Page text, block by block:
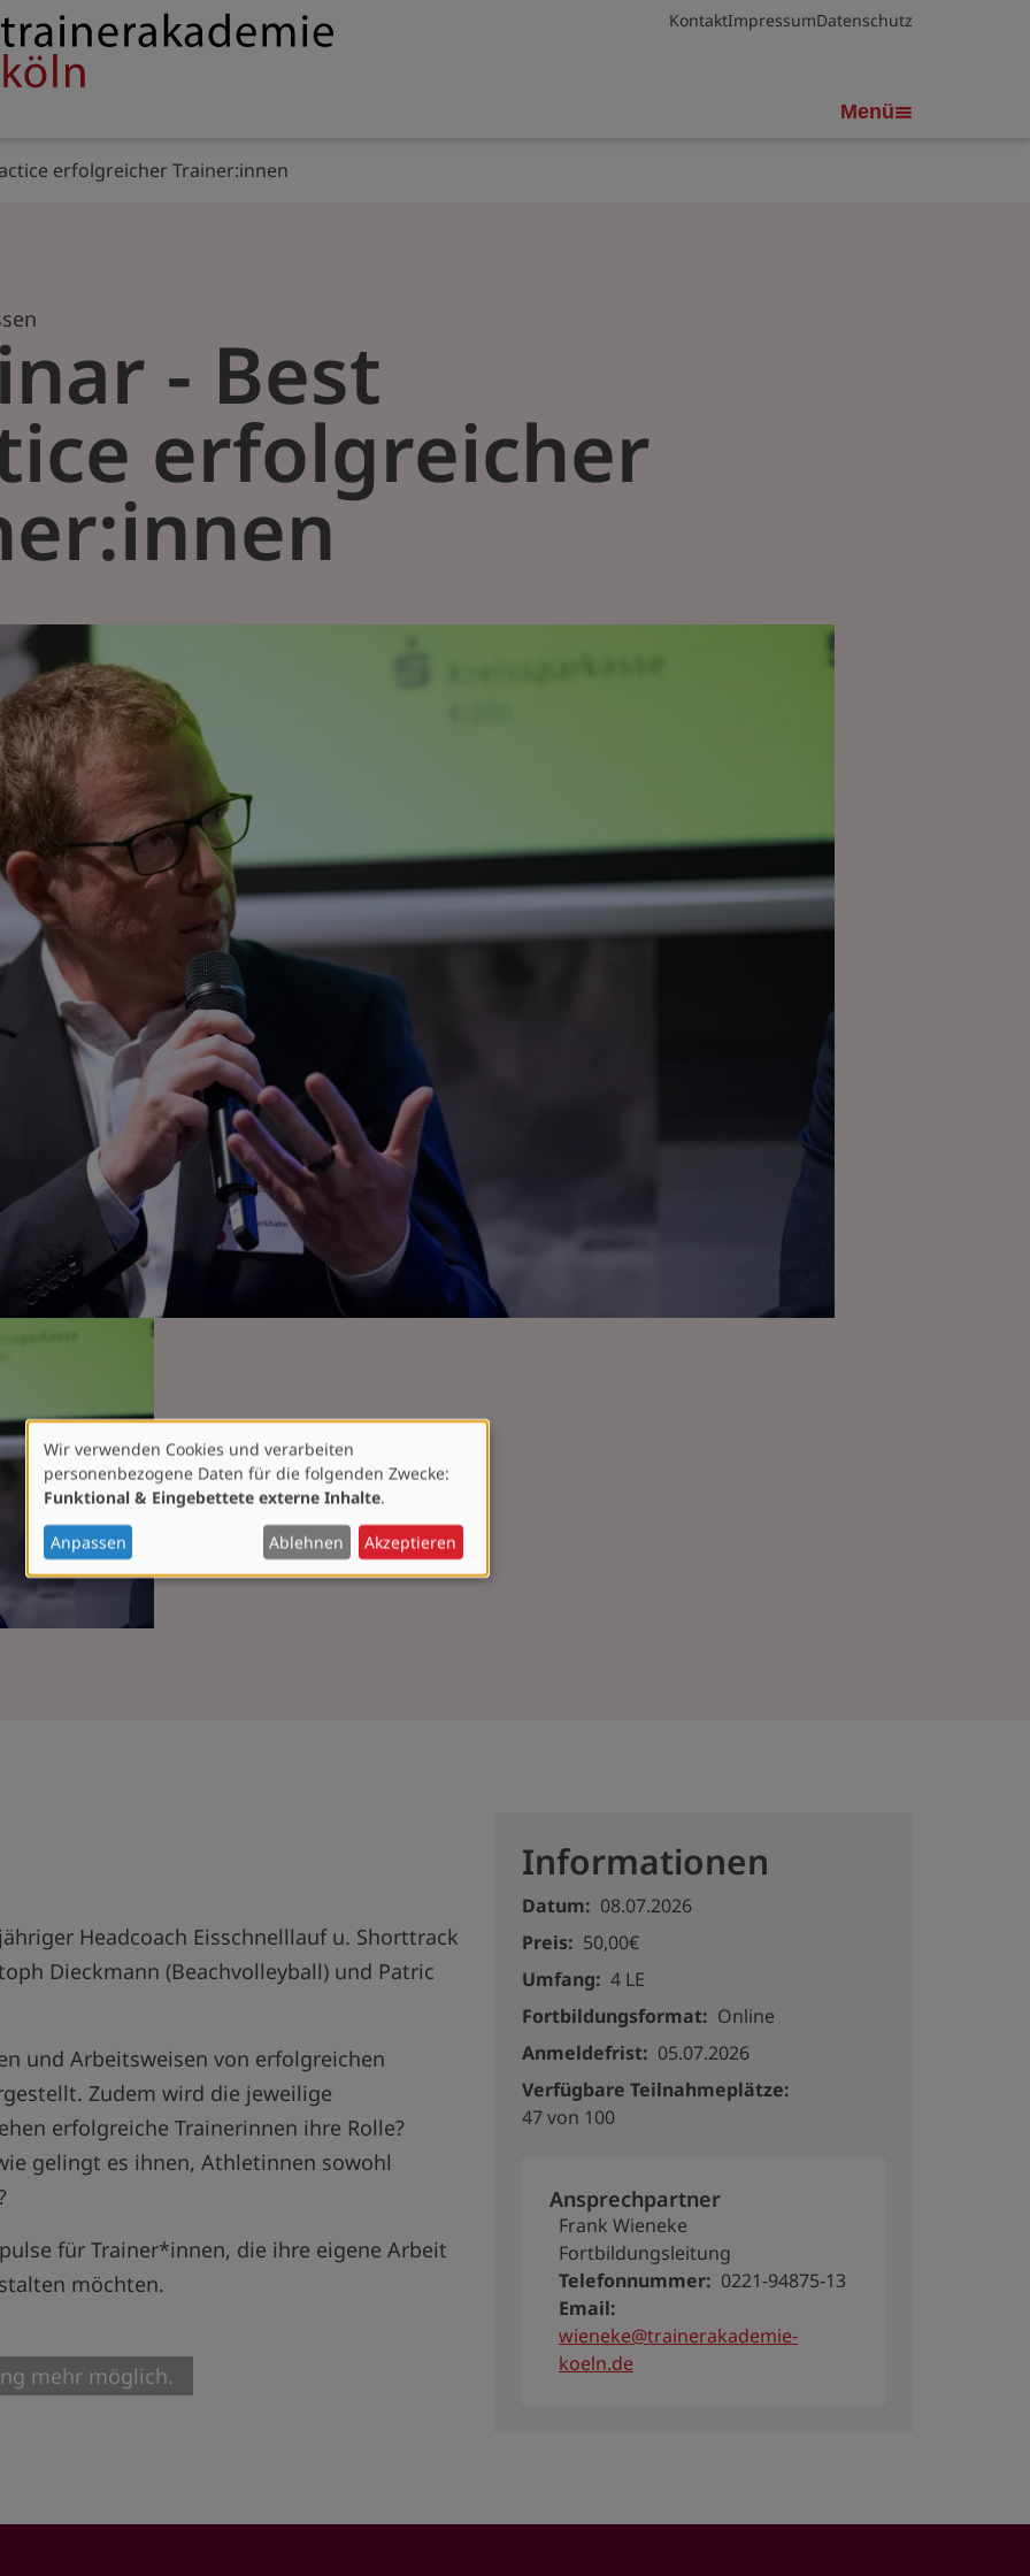
Service
navigation
KontaktImpressumDatenschutz
Menü
erfolgreicher Trainer:innen
- Best
erfolgreicher
Headcoach Eisschnelllauf u. Shorttrack
Dieckmann (Beachvolleyball) und Patric
und Arbeitsweisen von erfolgreichen
Zudem wird die jeweilige
erfolgreiche Trainerinnen ihre Rolle?
gelingt es ihnen, Athletinnen sowohl
für Trainer*innen, die ihre eigene Arbeit
möchten.
mehr möglich.
Informationen
Datum
08.07.2026
Preis
50,00€
Umfang
4 LE
Fortbildungsformat
Online
Anmeldefrist
05.07.2026
Verfügbare Teilnahmeplätze
47 von 100
Ansprechpartner
Frank Wieneke
Fortbildungsleitung
Telefonnummer
0221-94875-13
Email
wieneke@trainerakademie-
koeln.de
Verwendung
von
personenbezogenen
Daten
und
Cookies
Wir verwenden Cookies und verarbeiten
personenbezogene Daten für die folgenden Zwecke:
Funktional & Eingebettete externe Inhalte.
Anpassen Ablehnen Akzeptieren